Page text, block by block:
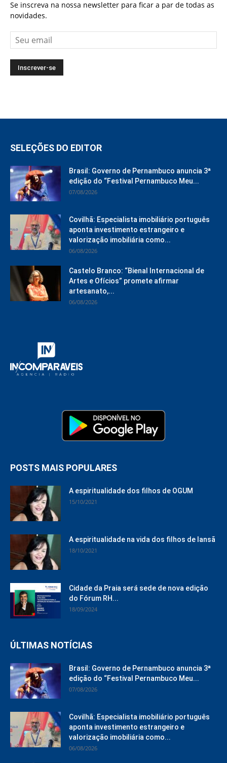
Se inscreva na nossa newsletter para ficar a par de todas as
novidades.
SELEÇÕES DO EDITOR
Brasil: Governo de Pernambuco anuncia 3ª
edição do “Festival Pernambuco Meu...
07/08/2026
Covilhã: Especialista imobiliário português
aponta investimento estrangeiro e
valorização imobiliária como...
06/08/2026
Castelo Branco: “Bienal Internacional de
Artes e Ofícios” promete afirmar
artesanato,...
06/08/2026
POSTS MAIS POPULARES
A espiritualidade dos filhos de OGUM
15/10/2021
A espiritualidade na vida dos filhos de Iansã
18/10/2021
Cidade da Praia será sede de nova edição
do Fórum RH...
18/09/2024
ÚLTIMAS NOTÍCIAS
Brasil: Governo de Pernambuco anuncia 3ª
edição do “Festival Pernambuco Meu...
07/08/2026
Covilhã: Especialista imobiliário português
aponta investimento estrangeiro e
valorização imobiliária como...
06/08/2026